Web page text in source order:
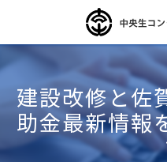
建設改修と佐
助金最新情報